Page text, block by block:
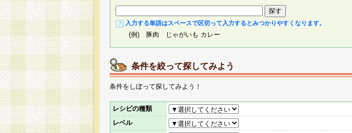
入力する単語はスペースで区切って入力するとみつかりやすくなります。
(例) 豚肉 じゃがいも カレー
条件を絞って探してみよう
条件をしぼって探してみよう！
レシピの種類
レベル